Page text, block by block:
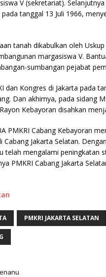
V (sekretariat).
tanggal 13 Juli 1966,
tanah dikabulkan oleh
margasiswa V.
sumbangan pejabat
dan Kongres di Jakarta pada
Dan akhirnya, pada sidang
Kebayoran disahkan
PMKRI Cabang Kebayoran
Jakarta Selatan.
telah mengalami peningkatan
PMKRI Cabang Jakarta
PMKRI JAKARTA SELATAN